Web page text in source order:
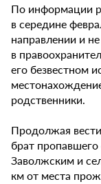
По информации
в середине
направлении и
в
его безвестном
родственники.
Продолжая
брат
Заволжским и
км от места